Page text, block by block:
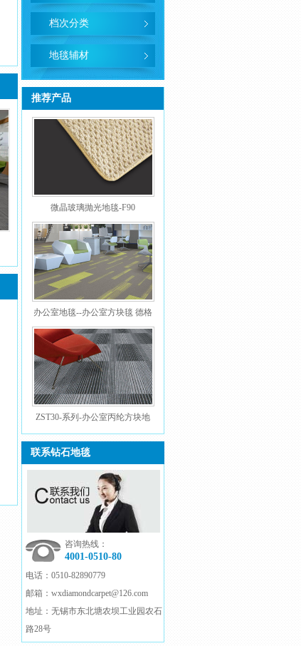
档次分类
地毯辅材
推荐产品
微晶玻璃抛光地毯-F90
办公室地毯--办公室方块毯 德格
+洛基+内华达
ZST30-系列-办公室丙纶方块地
毯
联系钻石地毯
咨询热线：
4001-0510-80
电话： 0510-82890779
邮箱： wxdiamondcarpet@126.com
地址： 无锡市东北塘农坝工业园农石
路28号